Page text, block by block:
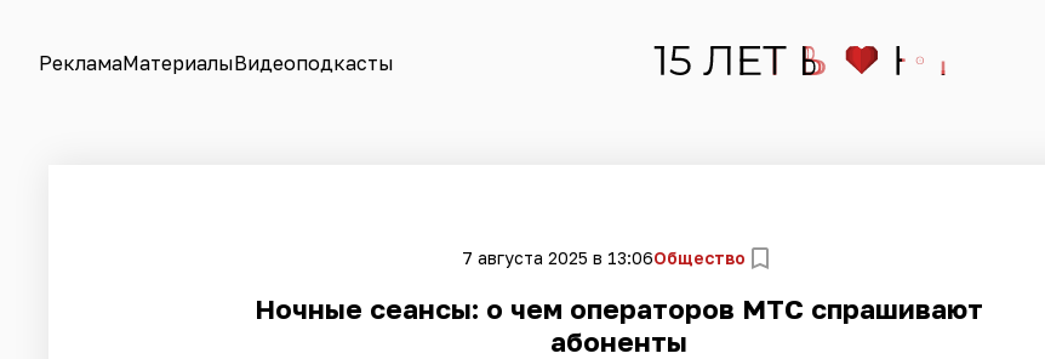
РекламаМатериалыВидеоподкасты
7 августа 2025 в 13:06Общество
Ночные сеансы: о чем операторов МТС спрашивают
абоненты